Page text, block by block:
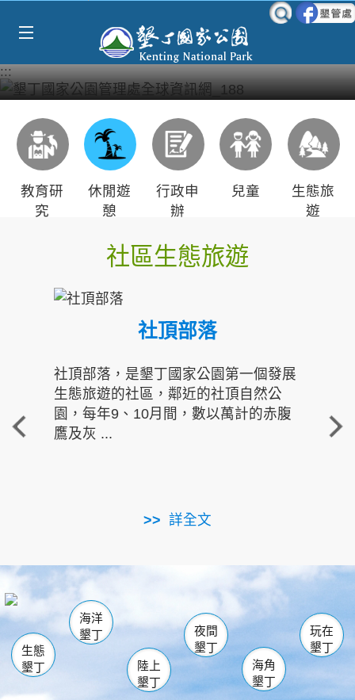
:::
教育研
究
休閒遊
憩
行政申
辦
兒童
生態旅
遊
社區生態旅遊
社頂部落
社頂部落，是墾丁國家公園第一個發展
生態旅遊的社區，鄰近的社頂自然公
園，每年9、10月間，數以萬計的赤腹
鷹及灰 ...
詳全文
重
走進
南仁湖
海生館
恆春 佳樂水
龍鑾潭自然中心 森林遊樂區
瓊麻館
關山 墾管處遊客中心
社頂公園 風吹沙
船帆石
白砂 龍磐公園
香蕉灣
砂島
鵝鑾鼻
生態
墾丁
海洋
墾丁
陸上
墾丁
夜間
墾丁
海角
墾丁
玩在
墾丁